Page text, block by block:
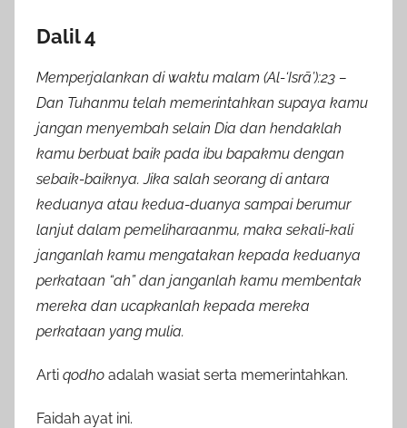
Dalil 4
Memperjalankan di waktu malam (Al-‘Isrā’):23 –
Dan Tuhanmu telah memerintahkan supaya kamu
jangan menyembah selain Dia dan hendaklah
kamu berbuat baik pada ibu bapakmu dengan
sebaik-baiknya. Jika salah seorang di antara
keduanya atau kedua-duanya sampai berumur
lanjut dalam pemeliharaanmu, maka sekali-kali
janganlah kamu mengatakan kepada keduanya
perkataan “ah” dan janganlah kamu membentak
mereka dan ucapkanlah kepada mereka
perkataan yang mulia.
Arti qodho adalah wasiat serta memerintahkan.
Faidah ayat ini.